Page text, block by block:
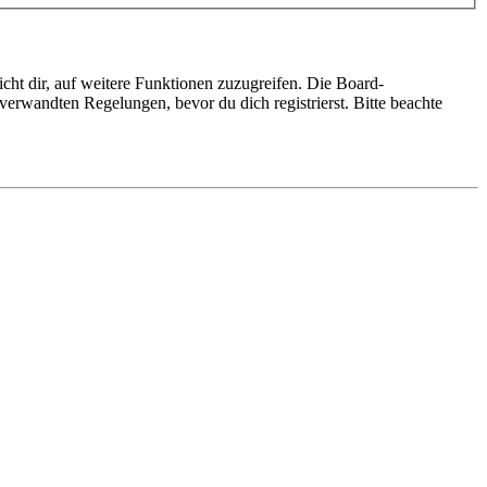
dir, auf weitere Funktionen zuzugreifen. Die Board-
Regelungen, bevor du dich registrierst. Bitte beachte